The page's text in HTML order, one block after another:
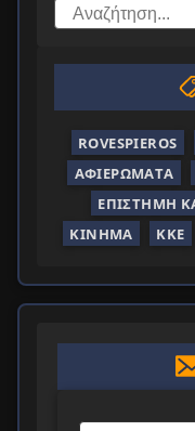
ROVESPIEROS
ΑΦΙΕΡΏΜΑΤΑ
ΕΠΙΣΤΉΜΗ
ΚΊΝΗΜΑ
ΚΚΕ